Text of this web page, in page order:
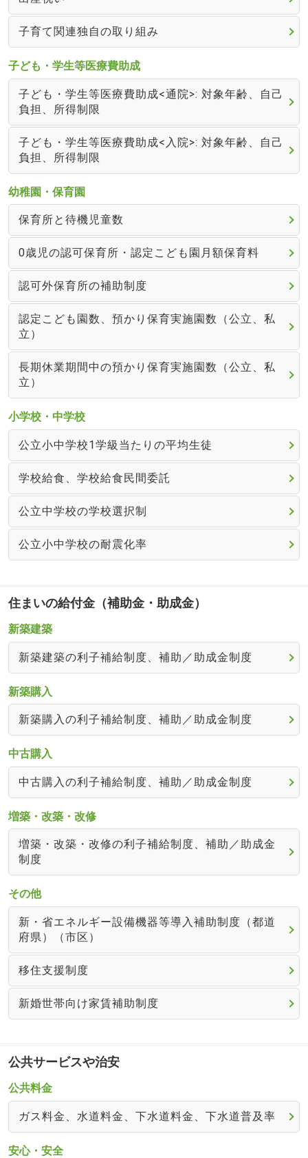
子育て関連独自の取り組み
子ども・学生等医療費助成
子ども・学生等医療費助成<通院>: 対象年齢、自己
負担、所得制限
子ども・学生等医療費助成<入院>: 対象年齢、自己
負担、所得制限
幼稚園・保育園
保育所と待機児童数
0歳児の認可保育所・認定こども園月額保育料
認可外保育所の補助制度
認定こども園数、預かり保育実施園数（公立、私
立）
長期休業期間中の預かり保育実施園数（公立、私
立）
小学校・中学校
公立小中学校1学級当たりの平均生徒
学校給食、学校給食民間委託
公立中学校の学校選択制
公立小中学校の耐震化率
住まいの給付金（補助金・助成金）
新築建築
新築建築の利子補給制度、補助／助成金制度
新築購入
新築購入の利子補給制度、補助／助成金制度
中古購入
中古購入の利子補給制度、補助／助成金制度
増築・改築・改修
増築・改築・改修の利子補給制度、補助／助成金
制度
その他
新・省エネルギー設備機器等導入補助制度（都道
府県）（市区）
移住支援制度
新婚世帯向け家賃補助制度
公共サービスや治安
公共料金
ガス料金、水道料金、下水道料金、下水道普及率
安心・安全